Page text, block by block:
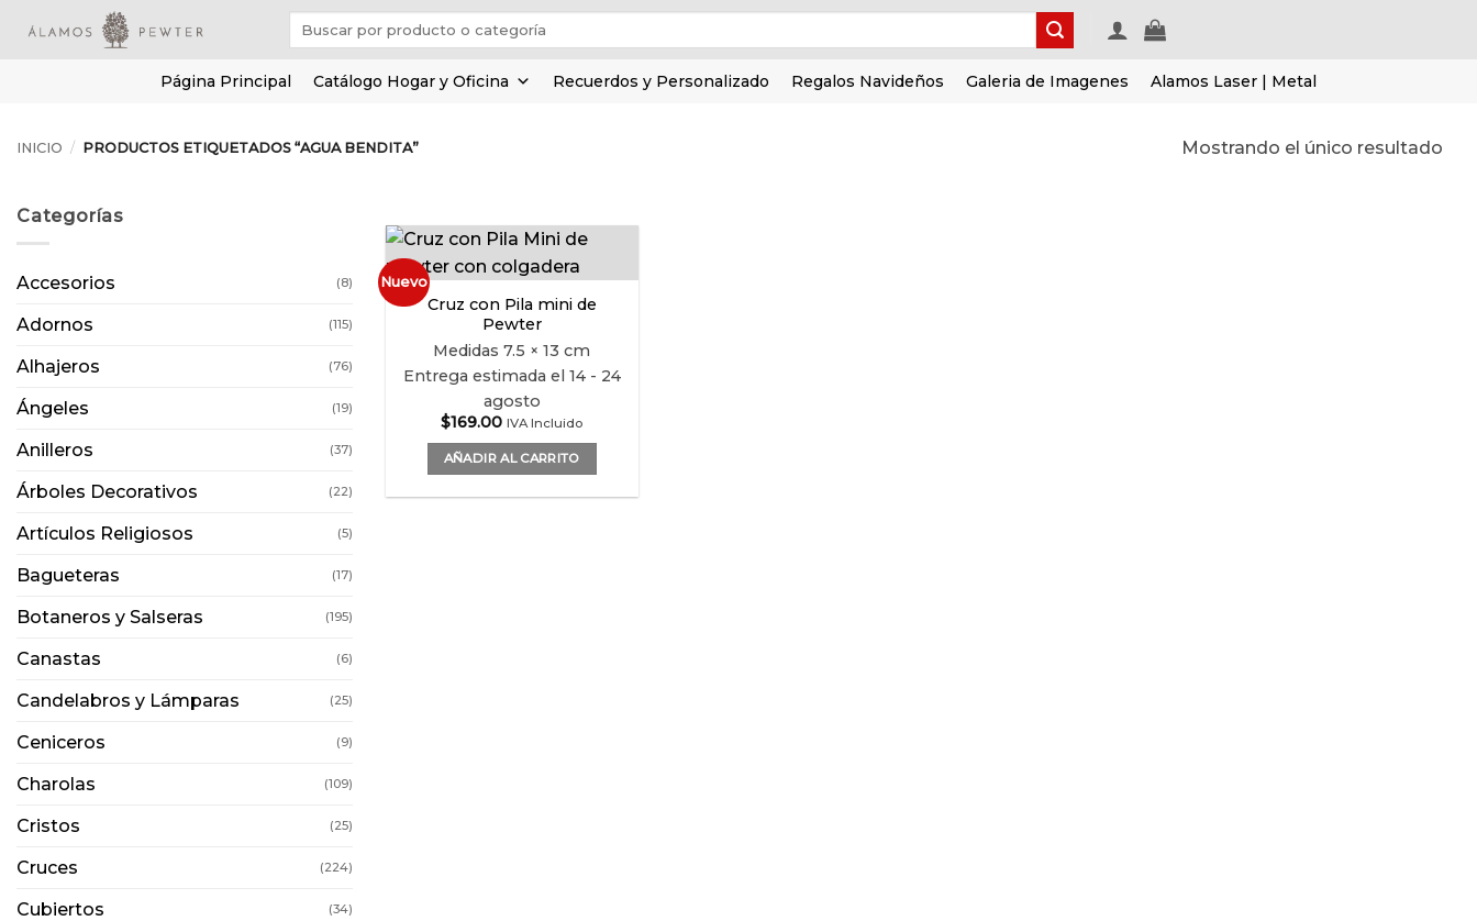
Página Principal Catálogo Hogar y Oficina Recuerdos y Personalizado Regalos Navideños Galeria de Imagenes Alamos Laser | Metal
INICIO / PRODUCTOS ETIQUETADOS “AGUA BENDITA” Mostrando el único resultado
Categorías
Accesorios (8)
Adornos (115)
Alhajeros (76)
Ángeles (19)
Anilleros (37)
Árboles Decorativos (22)
Artículos Religiosos (5)
Bagueteras (17)
Botaneros y Salseras (195)
Canastas (6)
Candelabros y Lámparas (25)
Ceniceros (9)
Charolas (109)
Cristos (25)
Cruces (224)
Cubiertos (34)
Nuevo
a la
Cruz con Pila mini de
Pewter
Medidas7.5 × 13 cm
Entrega estimada el 14 - 24
agosto
$169.00 IVA Incluido
AÑADIR AL CARRITO